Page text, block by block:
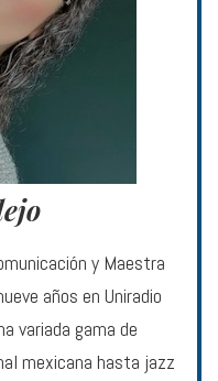
y Maestra
años en Uniradio
variada gama de
mexicana hasta jazz